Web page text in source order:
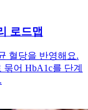
로드맵
혈당을 반영해요.
묶어 HbA1c를 단계